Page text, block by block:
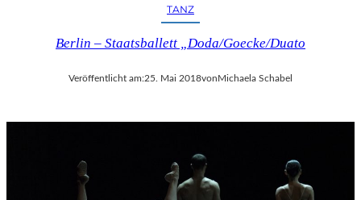
TANZ
Berlin – Staatsballett „Doda/Goecke/Duato
Veröffentlicht am:25. Mai 2018vonMichaela Schabel